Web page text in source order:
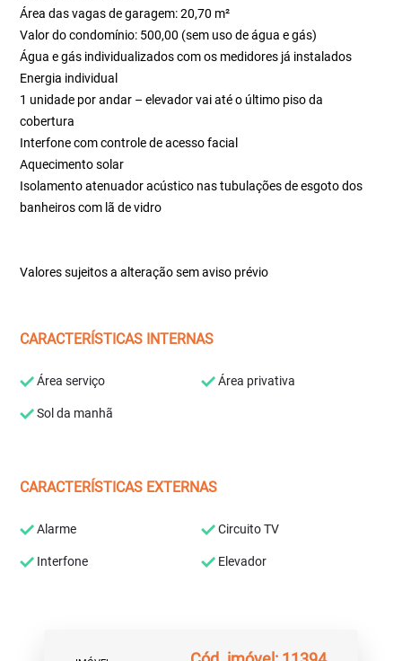
Área das vagas de garagem: 20,70 m²
Valor do condomínio: 500,00 (sem uso de água e gás)
Água e gás individualizados com os medidores já instalados
Energia individual
1 unidade por andar – elevador vai até o último piso da
cobertura
Interfone com controle de acesso facial
Aquecimento solar
Isolamento atenuador acústico nas tubulações de esgoto dos
banheiros com lã de vidro
Valores sujeitos a alteração sem aviso prévio
CARACTERÍSTICAS INTERNAS
Área serviço Área privativa
Sol da manhã
CARACTERÍSTICAS EXTERNAS
Alarme Circuito TV
Interfone Elevador